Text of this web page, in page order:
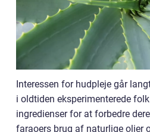
Interessen for hudpleje går
i oldtiden eksperimenterede
ingredienser for at forbedre
faraoers brug af naturlige olier